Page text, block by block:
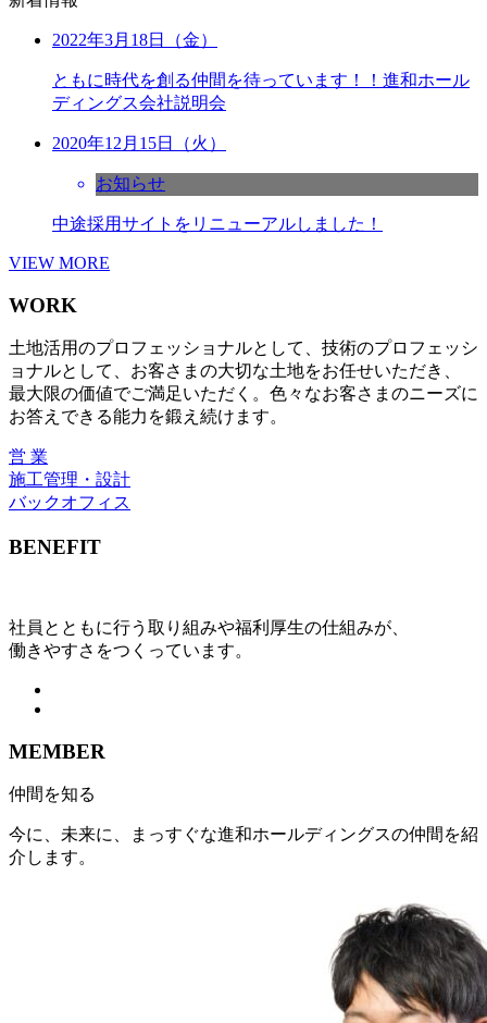
2022年3月18日（金）
ともに時代を創る仲間を待っています！！進和ホール
ディングス会社説明会
2020年12月15日（火）
お知らせ
中途採用サイトをリニューアルしました！
VIEW MORE
WORK
土地活用のプロフェッショナルとして、技術のプロフェッシ
ョナルとして、お客さまの大切な土地をお任せいただき、
最大限の価値でご満足いただく。色々なお客さまのニーズに
お答えできる能力を鍛え続けます。
営 業
施工管理・設計
バックオフィス
BENEFIT
社員とともに行う取り組みや福利厚生の仕組みが、
働きやすさをつくっています。
MEMBER
仲間を知る
今に、未来に、まっすぐな進和ホールディングスの仲間を紹
介します。